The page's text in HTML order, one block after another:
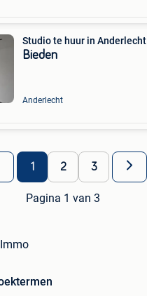
Studio te huur in Anderlecht
Bieden
Anderlecht
1 2 3
Pagina 1 van 3